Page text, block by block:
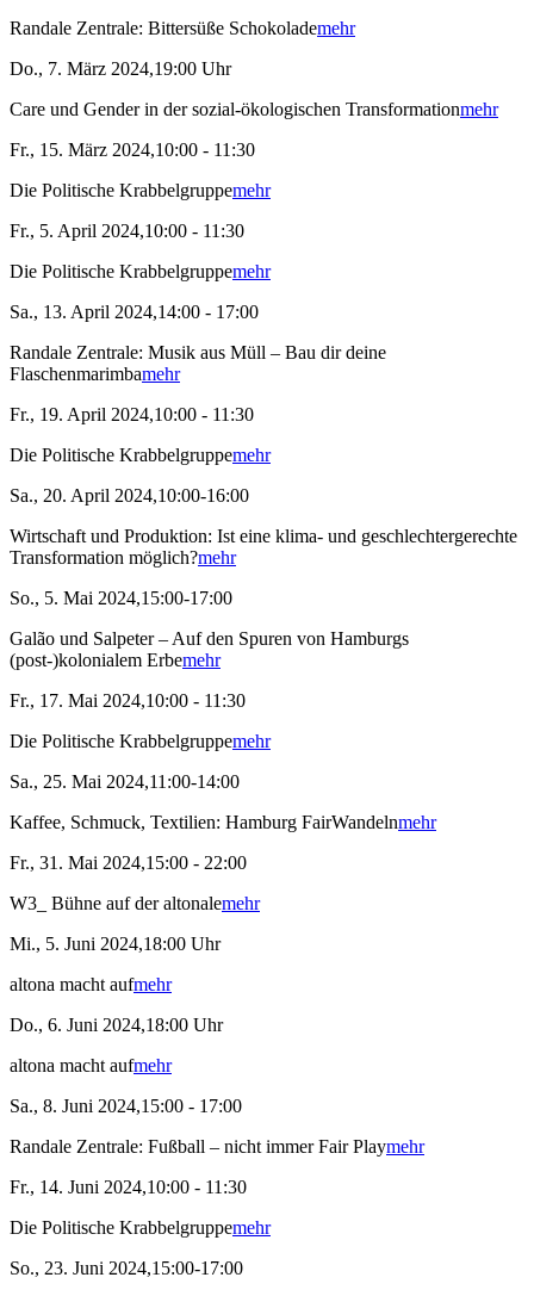
Randale Zentrale: Bittersüße Schokolademehr
Do., 7. März 2024,19:00 Uhr
Care und Gender in der sozial-ökologischen Transformationmehr
Fr., 15. März 2024,10:00 - 11:30
Die Politische Krabbelgruppemehr
Fr., 5. April 2024,10:00 - 11:30
Die Politische Krabbelgruppemehr
Sa., 13. April 2024,14:00 - 17:00
Randale Zentrale: Musik aus Müll – Bau dir deine
Flaschenmarimbamehr
Fr., 19. April 2024,10:00 - 11:30
Die Politische Krabbelgruppemehr
Sa., 20. April 2024,10:00-16:00
Wirtschaft und Produktion: Ist eine klima- und geschlechtergerechte
Transformation möglich?mehr
So., 5. Mai 2024,15:00-17:00
Galão und Salpeter – Auf den Spuren von Hamburgs
(post-)kolonialem Erbemehr
Fr., 17. Mai 2024,10:00 - 11:30
Die Politische Krabbelgruppemehr
Sa., 25. Mai 2024,11:00-14:00
Kaffee, Schmuck, Textilien: Hamburg FairWandelnmehr
Fr., 31. Mai 2024,15:00 - 22:00
W3_ Bühne auf der altonalemehr
Mi., 5. Juni 2024,18:00 Uhr
altona macht aufmehr
Do., 6. Juni 2024,18:00 Uhr
altona macht aufmehr
Sa., 8. Juni 2024,15:00 - 17:00
Randale Zentrale: Fußball – nicht immer Fair Playmehr
Fr., 14. Juni 2024,10:00 - 11:30
Die Politische Krabbelgruppemehr
So., 23. Juni 2024,15:00-17:00